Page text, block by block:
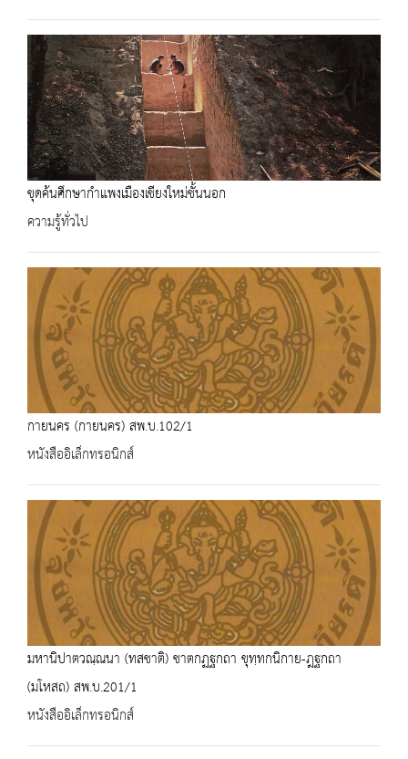
ขุดค้นศึกษากำแพงเมืองเชียงใหม่ชั้นนอก
ความรู้ทั่วไป
กายนคร (กายนคร) สพ.บ.102/1
หนังสืออิเล็กทรอนิกส์
มหานิปาตวณฺณนา (ทสชาติ) ชาตกฏฐกถา ขุทฺทกนิกาย-ฎฐกถา
(มโหสถ) สพ.บ.201/1
หนังสืออิเล็กทรอนิกส์